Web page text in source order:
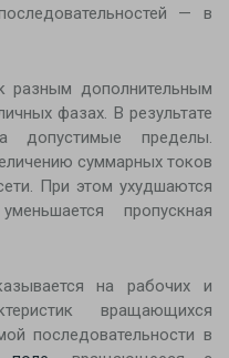
— в
разным дополнительным
фазах. В результате
допустимые пределы.
суммарных токов
При этом ухудшаются
пропускная
на рабочих и
вращающихся
последовательности в